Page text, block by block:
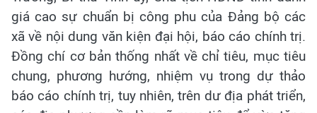
giá cao sự chuẩn bị công phu của Đảng bộ các
xã về nội dung văn kiện đại hội, báo cáo chính trị.
Đồng chí cơ bản thống nhất về chỉ tiêu, mục tiêu
chung, phương hướng, nhiệm vụ trong dự thảo
báo cáo chính trị, tuy nhiên, trên dư địa phát triển,